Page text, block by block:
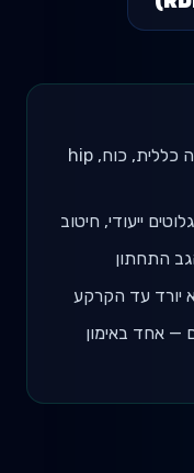
דדליפט קלאסי — Best for: מסה כללית, כוח, hip
התחתון
— אחד באימון